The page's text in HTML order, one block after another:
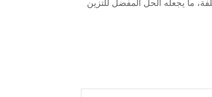
ما يجعله الحل المفضل للتزين